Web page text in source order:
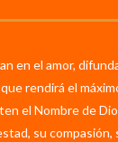
en el amor,
rendirá el
el Nombre de
su compasión,